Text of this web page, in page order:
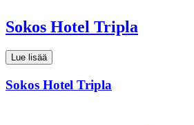
Sokos Hotel Tripla
Lue lisää
Sokos Hotel Tripla